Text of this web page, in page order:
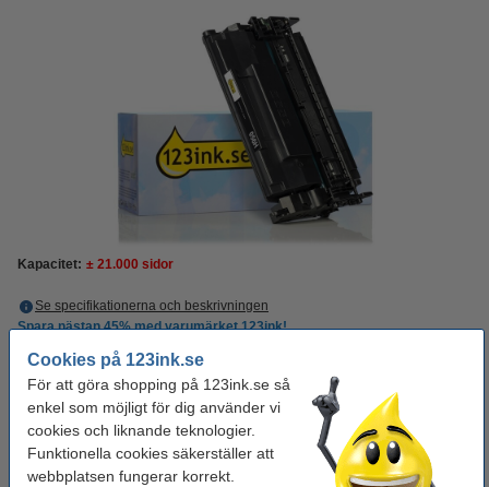
Cookies på 123ink.se
För att göra shopping på 123ink.se så
enkel som möjligt för dig använder vi
cookies och liknande teknologier.
Funktionella cookies säkerställer att
webbplatsen fungerar korrekt.
Kapacitet: ± 21.000 sidor
Se specifikationerna och beskrivningen
Spara nästan45%med varumärket 123ink!
i lager
Beställ nu så skickar vi idag!
Per sida 0,06 kr
1 250 kr Beställ